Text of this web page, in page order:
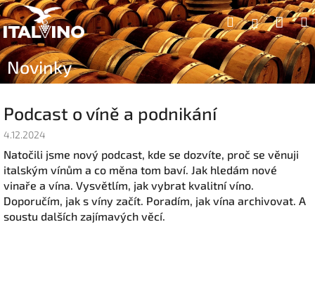
Přejít
na
obsah
Hledat
Novinky
Podcast o víně a podnikání
4.12.2024
Natočili jsme nový podcast, kde se dozvíte, proč se věnuji
italským vínům a co měna tom baví. Jak hledám nové
vinaře a vína. Vysvětlím, jak vybrat kvalitní víno.
Doporučím, jak s víny začít. Poradím, jak vína archivovat. A
soustu dalších zajímavých věcí.